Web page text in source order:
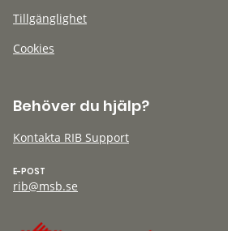
Tillgänglighet
Cookies
Behöver du hjälp?
Kontakta RIB Support
E-POST
rib@msb.se